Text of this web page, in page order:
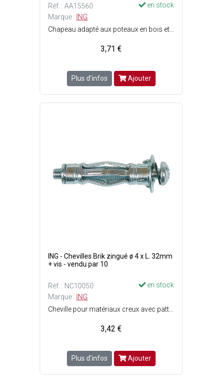
Réf. : AA15560
en stock
Marque : ING
3,71 €
Plus d'infos Ajouter
ING - Chevilles Brik zingué ø 4 x L. 32mm
+ vis - vendu par 10
Réf. : NC10050
en stock
Marque : ING
3,42 €
Plus d'infos Ajouter